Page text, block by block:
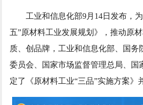
工业和信息化部9月14日发布，
五”原材料工业发展规划》，推动原
质、创品牌，工业和信息化部、国务
委员会、国家市场监督管理总局、国
定了《原材料工业“三品”实施方案》